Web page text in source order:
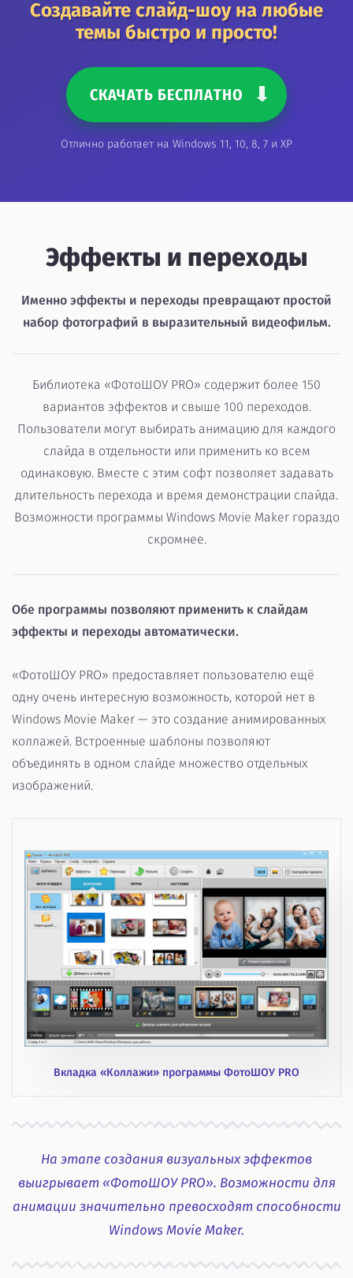
Создавайте слайд-шоу на любые
темы быстро и просто!
СКАЧАТЬ БЕСПЛАТНО
Отлично работает на Windows 11, 10, 8, 7 и XP
Эффекты и переходы
Именно эффекты и переходы превращают простой
набор фотографий в выразительный видеофильм.
Библиотека «ФотоШОУ PRO» содержит более 150
вариантов эффектов и свыше 100 переходов.
Пользователи могут выбирать анимацию для каждого
слайда в отдельности или применить ко всем
одинаковую. Вместе с этим софт позволяет задавать
длительность перехода и время демонстрации слайда.
Возможности программы Windows Movie Maker гораздо
скромнее.
Обе программы позволяют применить к слайдам
эффекты и переходы автоматически.
«ФотоШОУ PRO» предоставляет пользователю ещё
одну очень интересную возможность, которой нет в
Windows Movie Maker — это создание анимированных
коллажей. Встроенные шаблоны позволяют
объединять в одном слайде множество отдельных
изображений.
Вкладка «Коллажи» программы ФотоШОУ PRO
На этапе создания визуальных эффектов
выигрывает «ФотоШОУ PRO». Возможности для
анимации значительно превосходят способности
Windows Movie Maker.